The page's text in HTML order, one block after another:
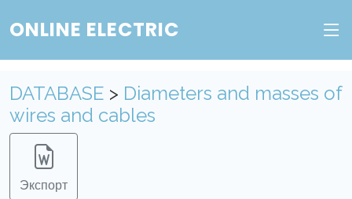
ONLINE ELECTRIC
DATABASE > Diameters and masses of
wires and cables
Экспорт
Пополните баланс в личном кабинете, чтобы
получить доступ ко всем сервисам "Онлайн